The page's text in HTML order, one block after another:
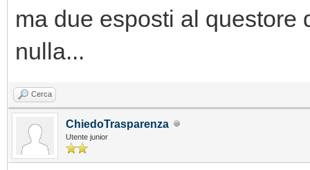
ma due esposti al questore
nulla...
Cerca
ChiedoTrasparenza
Utente junior